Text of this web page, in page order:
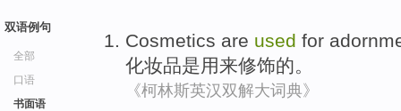
双语例句
全部
口语
书面语
Cosmetics are used for
化妆品是用来修饰的。
《柯林斯英汉双解大词典》